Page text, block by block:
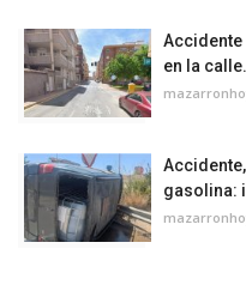
Accidente
en la
gasolina: